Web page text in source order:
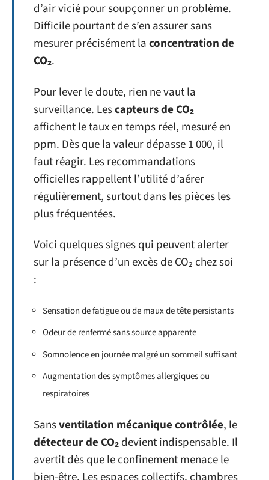
d’air vicié pour soupçonner un problème.
Difficile pourtant de s’en assurer sans
mesurer précisément laconcentration de
CO₂.
Pour lever le doute, rien ne vaut la
surveillance. Lescapteurs de CO₂
affichent le taux en temps réel, mesuré en
ppm. Dès que la valeur dépasse 1 000, il
faut réagir. Les recommandations
officielles rappellent l’utilité d’aérer
régulièrement, surtout dans les pièces les
plus fréquentées.
Voici quelques signes qui peuvent alerter
sur la présence d’un excès de CO₂ chez soi
:
Sensation de fatigue ou de maux de tête persistants
Odeur de renfermé sans source apparente
Somnolence en journée malgré un sommeil suffisant
Augmentation des symptômes allergiques ou
respiratoires
Sansventilation mécanique contrôlée, le
détecteur de CO₂devient indispensable. Il
avertit dès que le confinement menace le